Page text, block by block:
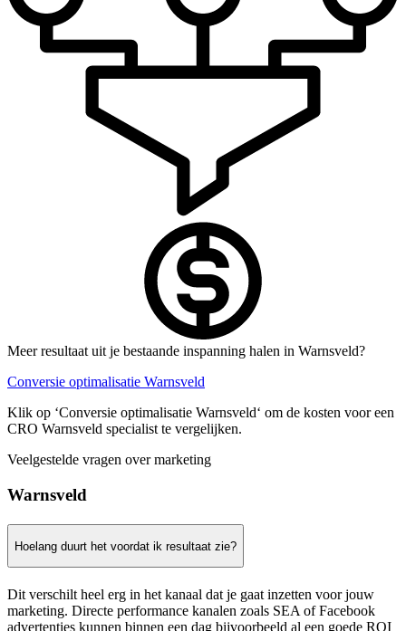
Meer resultaat uit je bestaande inspanning halen in Warnsveld?
Conversie optimalisatie Warnsveld
Klik op ‘Conversie optimalisatie Warnsveld‘ om de kosten voor een
CRO Warnsveld specialist te vergelijken.
Veelgestelde vragen over marketing
Warnsveld
Hoelang duurt het voordat ik resultaat zie?
Dit verschilt heel erg in het kanaal dat je gaat inzetten voor jouw
marketing. Directe performance kanalen zoals SEA of Facebook
advertenties kunnen binnen een dag bijvoorbeeld al een goede ROI